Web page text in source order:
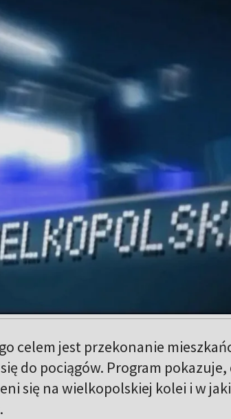
celem jest przekonanie
do pociągów. Program pokazuje,
się na wielkopolskiej kolei i w